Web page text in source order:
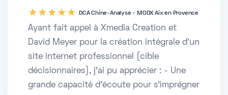
five DCA Chine-Analyse - MODX Aix en Provence
Ayant fait appel à Xmedia Creation et
David Meyer pour la création intégrale d'un
site internet professionnel (cible
décisionnaires), j'ai pu apprécier : - Une
grande capacité d'écoute pour s'imprégner